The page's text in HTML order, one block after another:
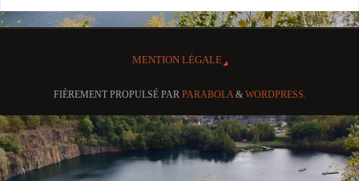
MENTION LÉGALE
FIÈREMENT PROPULSÉ PAR PARABOLA& WORDPRESS.